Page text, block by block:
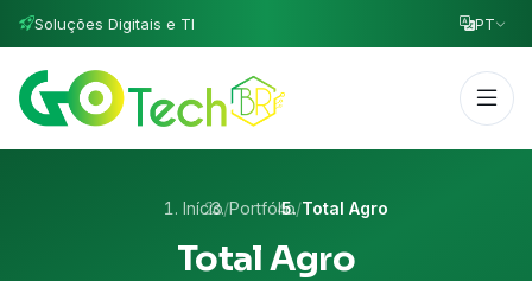
Soluções Digitais e TI PT
Início/Portfólio/Total Agro
Total Agro